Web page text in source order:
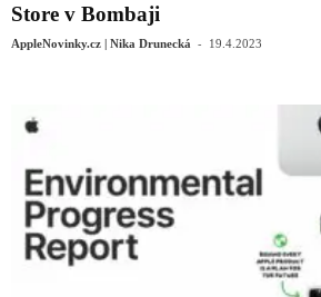
Store v Bombaji
AppleNovinky.cz | Nika Drunecká - 19.4.2023